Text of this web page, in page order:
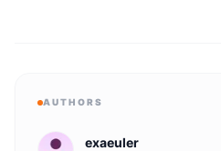
AUTHORS
exaeuler